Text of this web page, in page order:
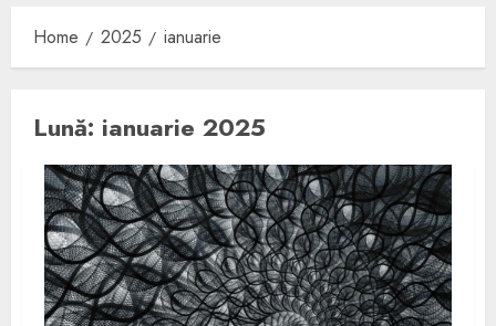
Home 2025 ianuarie
Lună: ianuarie 2025